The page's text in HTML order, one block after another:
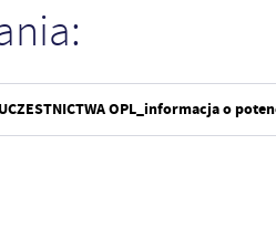
OPL_informacja o